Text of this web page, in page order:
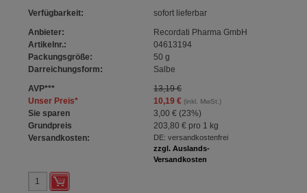
Verfügbarkeit:
sofort lieferbar
Anbieter:
Recordati Pharma GmbH
Artikelnr.:
04613194
Packungsgröße:
50 g
Darreichungsform:
Salbe
AVP***
13,19 €
Unser Preis* 10,19 €(inkl. MwSt.)
Sie sparen 3,00 € (23%)
Grundpreis
203,80 €pro 1 kg
Versandkosten:
DE: versandkostenfrei
zzgl. Auslands-
Versandkosten